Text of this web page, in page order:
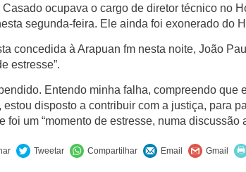
ocupava o cargo de diretor técnico no
segunda-feira. Ele ainda foi exonerado do
concedida à Arapuan fm nesta noite, João
estresse”.
Entendo minha falha, compreendo que
estou disposto a contribuir com a justiça, para
foi um “momento de estresse, numa discussão